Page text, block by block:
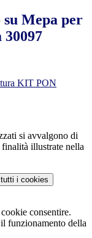
Mepa per
KIT PON
si avvalgono di
illustrate nella
i cookies
consentire.
funzionamento della